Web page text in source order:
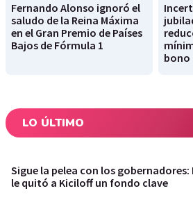
Fernando Alonso ignoró el
saludo de la Reina Máxima
en el Gran Premio de Países
Bajos de Fórmula 1
bono
LO ÚLTIMO
Sigue la pelea con los gobernadores:
le quitó a Kiciloff un fondo clave